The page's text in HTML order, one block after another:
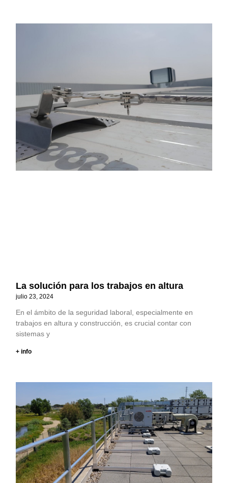
La solución para los trabajos en altura
julio 23, 2024
En el ámbito de la seguridad laboral, especialmente en
trabajos en altura y construcción, es crucial contar con
sistemas y
+ info